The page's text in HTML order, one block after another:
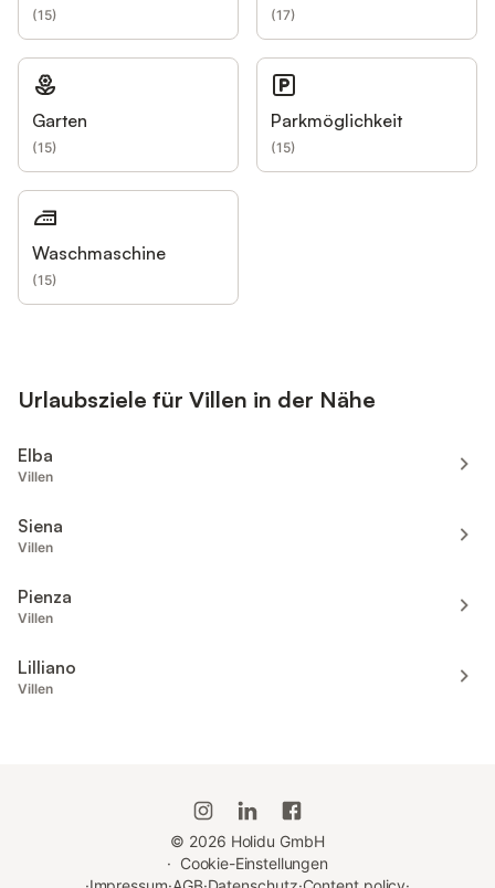
(15) (17)
Garten
(15)
Parkmöglichkeit
(15)
Waschmaschine
(15)
Urlaubsziele für Villen in der Nähe
Elba
Villen
Siena
Villen
Pienza
Villen
Lilliano
Villen
© 2026 Holidu GmbH
· Cookie-Einstellungen